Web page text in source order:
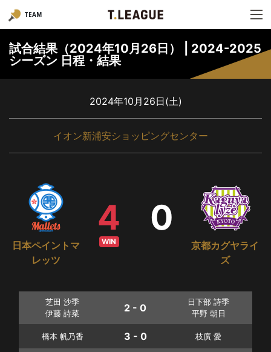
TEAM
試合結果（2024年10月26日） | 2024-2025
シーズン 日程・結果
2024年10月26日(土)
イオン新浦安ショッピングセンター
日本ペイントマ
レッツ
4
WIN
京都カグヤライ
ズ
0
芝田 沙季
伊藤 詩菜
2 - 0
日下部 詩季
平野 朝日
橋本 帆乃香 3 - 0 枝廣 愛